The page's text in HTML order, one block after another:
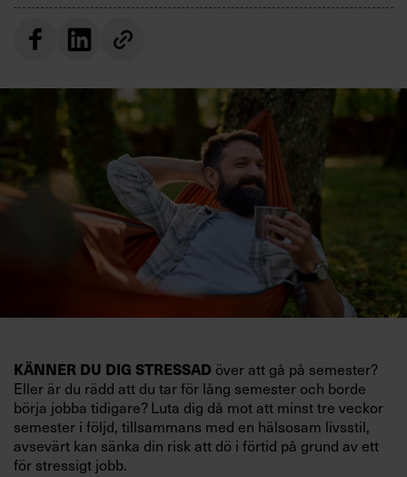
KÄNNER DU DIG STRESSAD över att gå på semester?
Eller är du rädd att du tar för lång semester och borde
börja jobba tidigare? Luta dig då mot att minst tre veckor
semester i följd, tillsammans med en hälsosam livsstil,
avsevärt kan sänka din risk att dö i förtid på grund av ett
för stressigt jobb.